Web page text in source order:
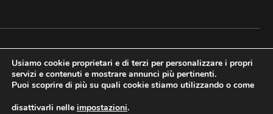
Copyright © 2025 WeDoDigital
Creazione e sviluppo siti web
Usiamo cookie proprietari e di terzi per personalizzare i propri
servizi e contenuti e mostrare annunci più pertinenti.
Puoi scoprire di più su quali cookie stiamo utilizzando o come
disattivarli nelle impostazioni.